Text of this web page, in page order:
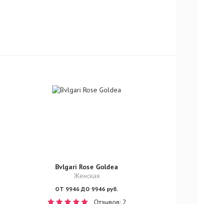
Bvlgari Rose Goldea
Женская
ОТ 9946 ДО 9946 руб.
Отзывов: 2